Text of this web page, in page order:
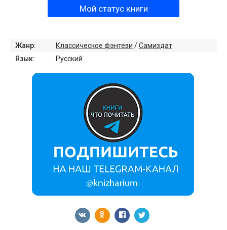
Мой статус книги
Жанр: Классическое фэнтези /Самиздат
Язык:
Русский